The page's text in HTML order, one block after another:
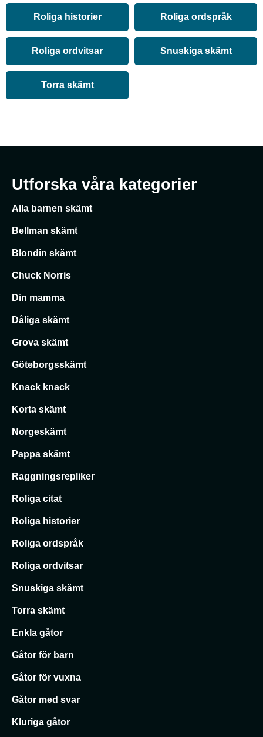
Roliga historier Roliga ordspråk
Roliga ordvitsar Snuskiga skämt
Torra skämt
Utforska våra kategorier
Alla barnen skämt
Bellman skämt
Blondin skämt
Chuck Norris
Din mamma
Dåliga skämt
Grova skämt
Göteborgsskämt
Knack knack
Korta skämt
Norgeskämt
Pappa skämt
Raggningsrepliker
Roliga citat
Roliga historier
Roliga ordspråk
Roliga ordvitsar
Snuskiga skämt
Torra skämt
Enkla gåtor
Gåtor för barn
Gåtor för vuxna
Gåtor med svar
Kluriga gåtor